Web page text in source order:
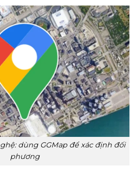
dùng GGMap để xác định đối
phương